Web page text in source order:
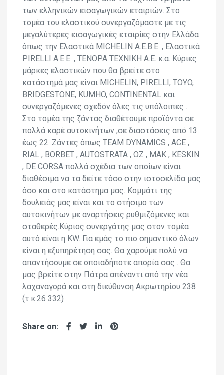
των ελληνικών εισαγωγικών εταιριών. Στο
τομέα του ελαστικού συνεργαζόμαστε με τις
μεγαλύτερες εισαγωγικές εταιρίες στην Ελλάδα
όπως την Ελαστικά MICHELIN A.E.B.E. , Ελαστικά
PIRELLI A.E.E. , ΤΕΝΟΡΑ ΤΕΧΝΙΚΗ Α.Ε. κ.α. Κύριες
μάρκες ελαστικών που θα βρείτε στο
κατάστημά μας είναι MICHELIN, PIRELLI, TOYO,
BRIDGESTONE, KUMHO, CONTINENTAL και
συνεργαζόμενες σχεδόν όλες τις υπόλοιπες .
Στο τομέα της ζάντας διαθέτουμε προϊόντα σε
πολλά καρέ αυτοκινήτων ,σε διαστάσεις από 13
έως 22 .Ζάντες όπως TEAM DYNAMICS , ACE ,
RIAL , BORBET , AUTOSTRATA , OZ , MAK , KESKIN
, DE CORSA πολλά σχέδια των οποίων είναι
διαθέσιμα να τα δείτε τόσο στην ιστοσελίδα μας
όσο και στο κατάστημα μας. Κομμάτι της
δουλειάς μας είναι και το στήσιμο των
αυτοκινήτων με αναρτήσεις ρυθμιζόμενες και
σταθερές.Κύριος συνεργάτης μας στον τομέα
αυτό είναι η KW. Για εμάς το πιο σημαντικό όλων
είναι η εξυπηρέτηση σας. Θα χαρούμε πολύ να
απαντήσουμε σε οποιαδήποτε απορία σας . Θα
μας βρείτε στην Πάτρα απέναντι από την νέα
λαχαναγορά και στη διεύθυνση Ακρωτηρίου 238
(τ.κ.26 332)
Share on: